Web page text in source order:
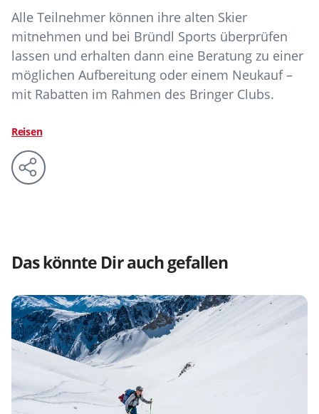
Alle Teilnehmer können ihre alten Skier
mitnehmen und bei Bründl Sports überprüfen
lassen und erhalten dann eine Beratung zu einer
möglichen Aufbereitung oder einem Neukauf –
mit Rabatten im Rahmen des Bringer Clubs.
Reisen
Das könnte Dir auch gefallen